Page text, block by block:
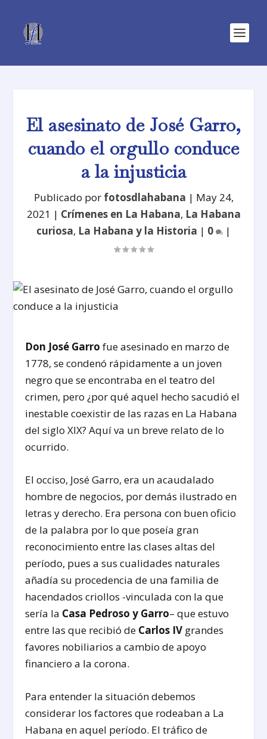
El asesinato de José Garro,
cuando el orgullo conduce
a la injusticia
Publicado por fotosdlahabana | May 24,
2021 | Crímenes en La Habana, La Habana
curiosa, La Habana y la Historia | 0 |
Don José Garro fue asesinado en marzo de
1778, se condenó rápidamente a un joven
negro que se encontraba en el teatro del
crimen, pero ¿por qué aquel hecho sacudió el
inestable coexistir de las razas en La Habana
del siglo XIX? Aquí va un breve relato de lo
ocurrido.
El occiso, José Garro, era un acaudalado
hombre de negocios, por demás ilustrado en
letras y derecho. Era persona con buen oficio
de la palabra por lo que poseía gran
reconocimiento entre las clases altas del
período, pues a sus cualidades naturales
añadía su procedencia de una familia de
hacendados criollos -vinculada con la que
sería la Casa Pedroso y Garro– que estuvo
entre las que recibió de Carlos IV grandes
favores nobiliarios a cambio de apoyo
financiero a la corona.
Para entender la situación debemos
considerar los factores que rodeaban a La
Habana en aquel período. El tráfico de